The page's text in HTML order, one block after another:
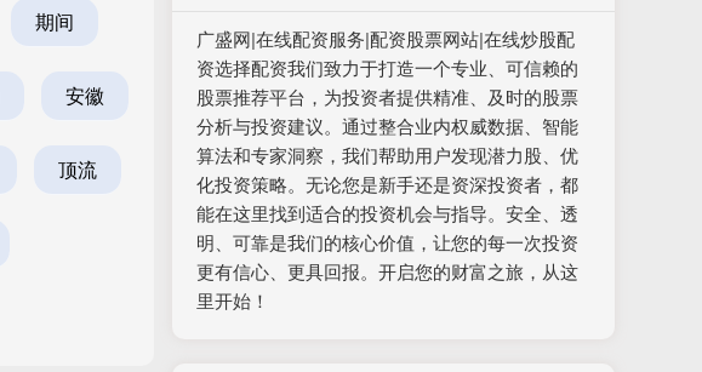
期间
安徽
顶流
广盛网|在线配资服务|配资股票网站|在线炒股配
资选择配资我们致力于打造一个专业、可信赖的
股票推荐平台，为投资者提供精准、及时的股票
分析与投资建议。通过整合业内权威数据、智能
算法和专家洞察，我们帮助用户发现潜力股、优
化投资策略。无论您是新手还是资深投资者，都
能在这里找到适合的投资机会与指导。安全、透
明、可靠是我们的核心价值，让您的每一次投资
更有信心、更具回报。开启您的财富之旅，从这
里开始！